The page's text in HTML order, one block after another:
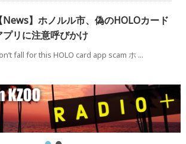
【News】ホノルル市、偽のHOLOカード
プリに注意呼びかけ
fall for this HOLO card app scam ホ ...